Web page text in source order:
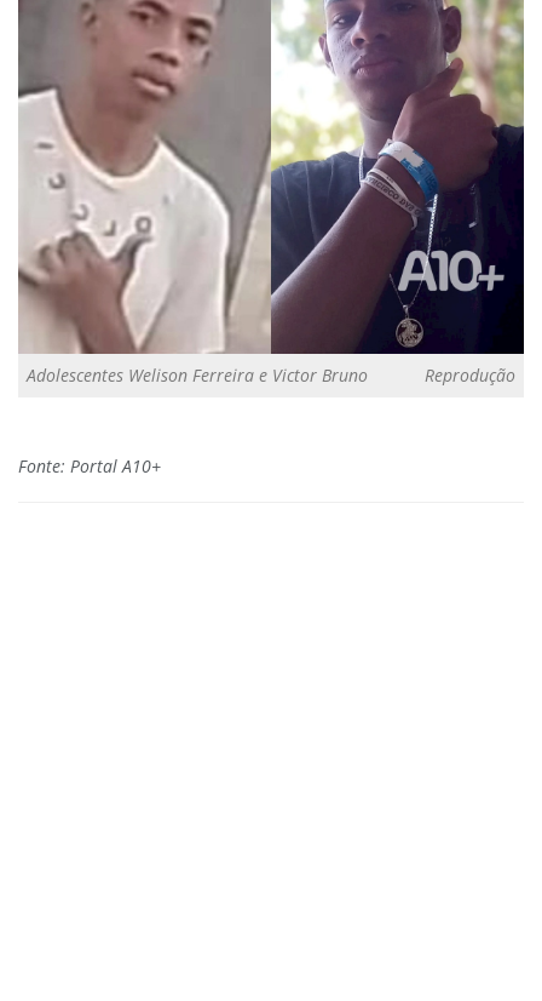
Adolescentes Welison Ferreira e Victor Bruno Reprodução
Fonte: Portal A10+